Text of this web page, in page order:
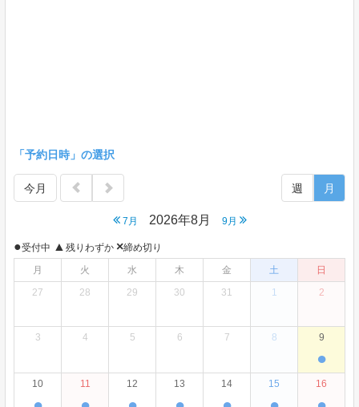
「予約日時」の選択
今月
7月 2026年8月 9月
週 月
●受付中 ▲ 残りわずか ×締め切り
月
火 水 木 金 土
日
27
28 29 30 31 1 2
3 4 5 6 7 8 9
●
10 11 12 13 14 15 16